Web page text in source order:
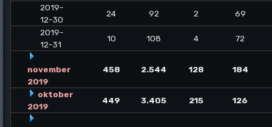
2019-
12-30
24 92 2
69
2019-
12-31
10 108 4 72
november
2019
458 2.544 128 184
oktober
2019
449 3.405 215 126